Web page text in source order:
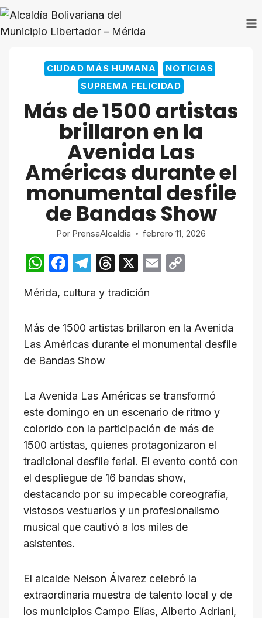
Saltar
contenido
CIUDAD MÁS HUMANA
NOTICIAS
SUPREMA FELICIDAD
Más de 1500 artistas
brillaron en la
Avenida Las
Américas durante el
monumental desfile
de Bandas Show
Por PrensaAlcaldia febrero 11, 2026
W
at
s
A
p
F
c
e
b
o
k
T
e
gr
a
m
T
e
d
X
E
Li
Mérida, cultura y tradición
Más de 1500 artistas brillaron en la Avenida
Las Américas durante el monumental desfile
de Bandas Show
La Avenida Las Américas se transformó
este domingo en un escenario de ritmo y
colorido con la participación de más de
1500 artistas, quienes protagonizaron el
tradicional desfile ferial. El evento contó con
el despliegue de 16 bandas show,
destacando por su impecable coreografía,
vistosos vestuarios y un profesionalismo
musical que cautivó a los miles de
asistentes.
El alcalde Nelson Álvarez celebró la
extraordinaria muestra de talento local y de
los municipios Campo Elías, Alberto Adriani,